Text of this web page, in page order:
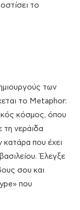
το
των
το Metaphor:
κόσμος, όπου
τη νεράιδα
κατάρα που έχει
Έλεγξε
σου και
που